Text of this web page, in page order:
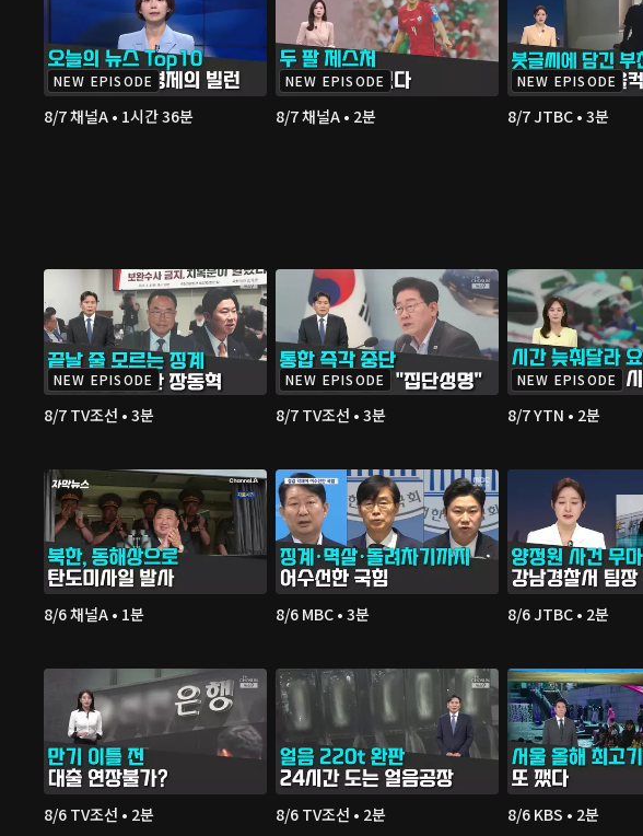
NEW EPISODE
8/7 채널A • 1시간 36분
NEW EPISODE
8/7 채널A • 2분
NEW EPISODE
8/7 JTBC • 3분
NEW EPISODE
8/7 TV조선 • 3분
NEW EPISODE
8/7 TV조선 • 3분
NEW EPISODE
8/7 YTN • 2분
8/6 채널A • 1분 8/6 MBC • 3분 8/6 JTBC • 2분
8/6 TV조선 • 2분 8/6 TV조선 • 2분 8/6 KBS • 2분